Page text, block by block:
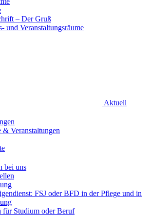
– Der Gruß
und Veranstaltungsräume
Aktuell
& Veranstaltungen
bei uns
FSJ oder BFD in der Pflege und in
für Studium oder Beruf